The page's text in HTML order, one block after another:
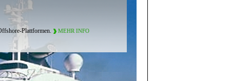
Plattformen. MEHR INFO